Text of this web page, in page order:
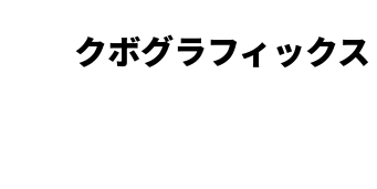
クボグラフィックス